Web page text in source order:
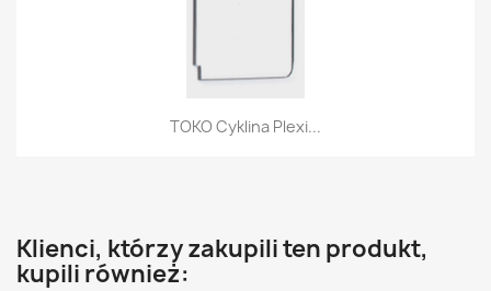
TOKO Cyklina Plexi...
Klienci, którzy zakupili ten produkt,
kupili również: